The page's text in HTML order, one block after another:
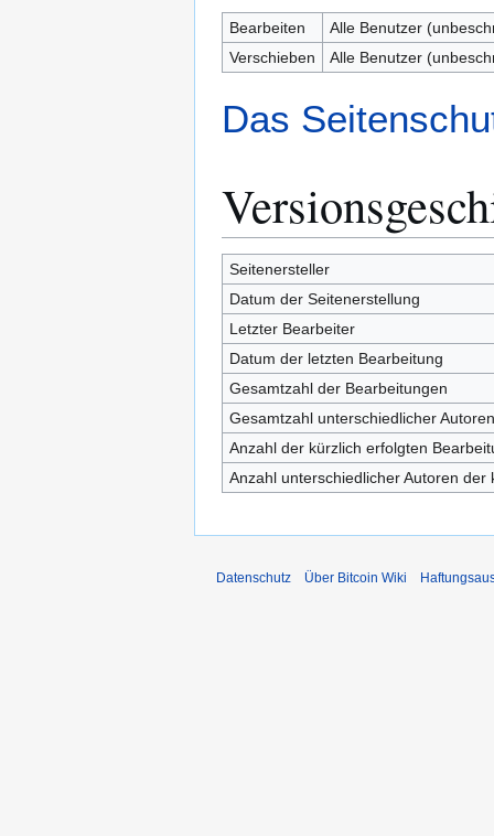
Bearbeiten
Alle Benutzer
Verschieben
Alle Benutzer
Das
Seitenersteller
Datum der Seitenerstellung
Letzter Bearbeiter
Datum der letzten Bearbeitung
Gesamtzahl der Bearbeitungen
Gesamtzahl unterschiedlicher Autoren
Anzahl der kürzlich erfolgten
Anzahl unterschiedlicher Autoren
Datenschutz Über Bitcoin Wiki